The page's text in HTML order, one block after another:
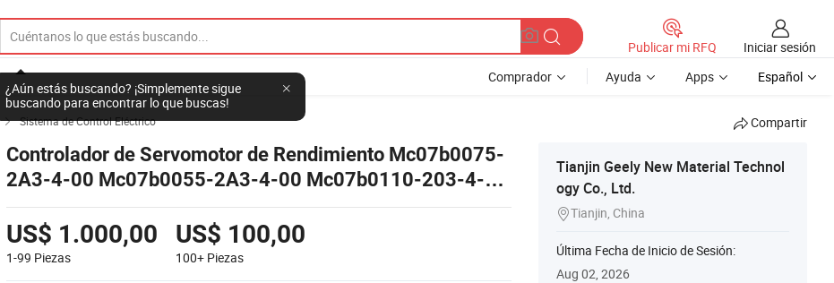
¿Aún estás buscando? ¡Simplemente sigue
buscando para encontrar lo que buscas!
Publicar mi RFQ
Iniciar sesión
Comprador Ayuda Apps Español
 Sistema de Control Eléctrico Compartir
Controlador de Servomotor de Rendimiento Mc07b0075-
2A3-4-00 Mc07b0055-2A3-4-00 Mc07b0110-203-4-00
Mc07b0150-203-4-00 Mc07b0220-203-4-00
Mc07b0300-203-4-00 Acciones
US$ 1.000,00
1-99 Piezas
US$ 100,00
100+ Piezas
Tianjin Geely New Material Technol
ogy Co., Ltd.
Tianjin, China
Última Fecha de Inicio de Sesión:
Aug 02, 2026